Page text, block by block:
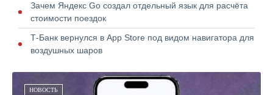
Зачем Яндекс Go создал отдельный язык для расчёта
стоимости поездок
Т-Банк вернулся в App Store под видом навигатора для
воздушных шаров
НОВОСТЬ